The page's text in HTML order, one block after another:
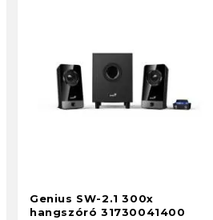
Genius SW-2.1 300x
hangszóró 31730041400